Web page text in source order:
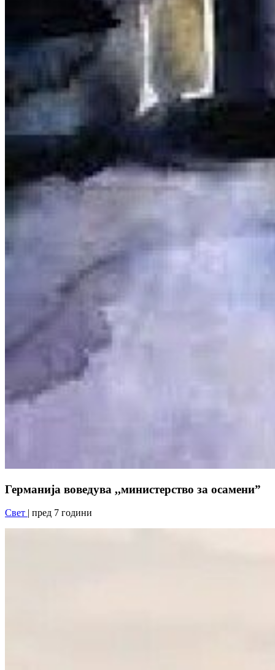
Германија воведува ,,министерство за осамени”
Свет | пред 7 години